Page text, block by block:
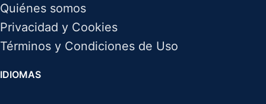
Quiénes somos
Privacidad y Cookies
Términos y Condiciones de Uso
IDIOMAS